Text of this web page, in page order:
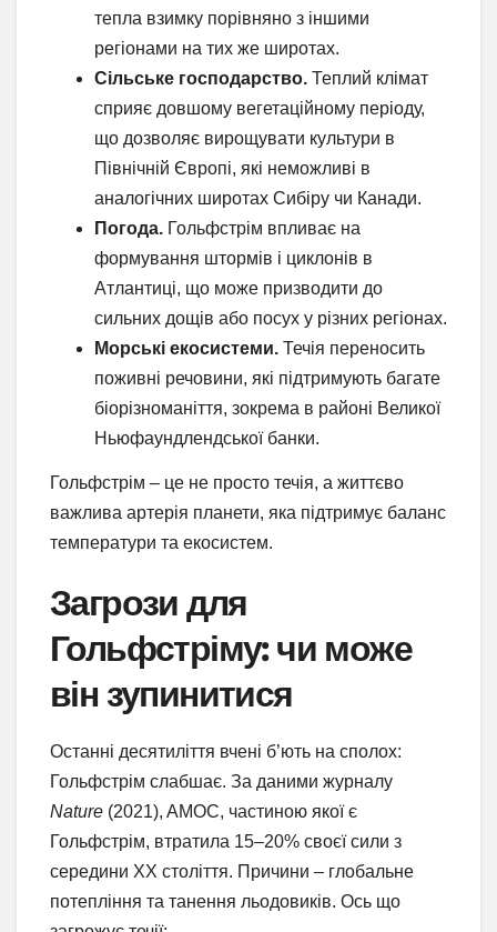
тепла взимку порівняно з іншими
регіонами на тих же широтах.
Сільське господарство. Теплий клімат
сприяє довшому вегетаційному періоду,
що дозволяє вирощувати культури в
Північній Європі, які неможливі в
аналогічних широтах Сибіру чи Канади.
Погода. Гольфстрім впливає на
формування штормів і циклонів в
Атлантиці, що може призводити до
сильних дощів або посух у різних регіонах.
Морські екосистеми. Течія переносить
поживні речовини, які підтримують багате
біорізноманіття, зокрема в районі Великої
Ньюфаундлендської банки.
Гольфстрім – це не просто течія, а життєво
важлива артерія планети, яка підтримує баланс
температури та екосистем.
Загрози для
Гольфстріму: чи може
він зупинитися
Останні десятиліття вчені б’ють на сполох:
Гольфстрім слабшає. За даними журналу
Nature (2021), AMOC, частиною якої є
Гольфстрім, втратила 15–20% своєї сили з
середини XX століття. Причини – глобальне
потепління та танення льодовиків. Ось що